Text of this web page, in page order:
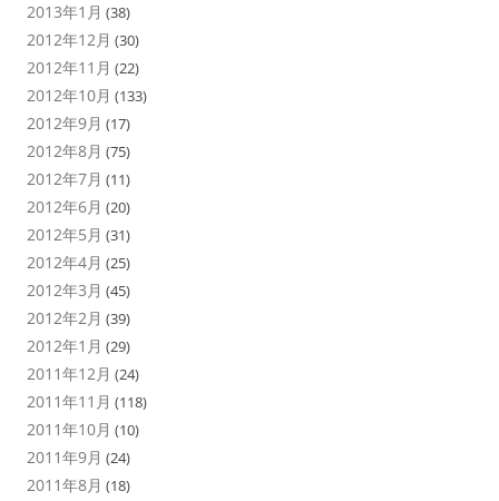
2013年1月 (38)
2012年12月 (30)
2012年11月 (22)
2012年10月 (133)
2012年9月 (17)
2012年8月 (75)
2012年7月 (11)
2012年6月 (20)
2012年5月 (31)
2012年4月 (25)
2012年3月 (45)
2012年2月 (39)
2012年1月 (29)
2011年12月 (24)
2011年11月 (118)
2011年10月 (10)
2011年9月 (24)
2011年8月 (18)